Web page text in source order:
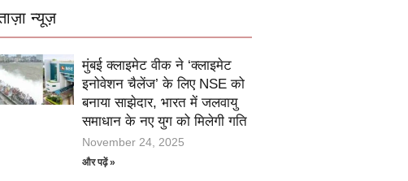
न्यूज़
मुंबई क्लाइमेट वीक ने ‘क्लाइमेट
इनोवेशन चैलेंज’ के लिए NSE को
बनाया साझेदार, भारत में जलवायु
समाधान के नए युग को मिलेगी गति
November 24, 2025
और पढ़ें »